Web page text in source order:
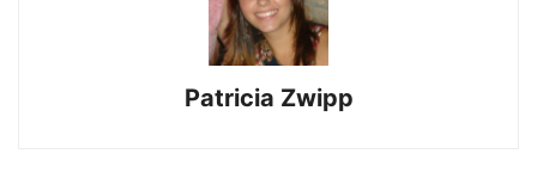
Patricia Zwipp